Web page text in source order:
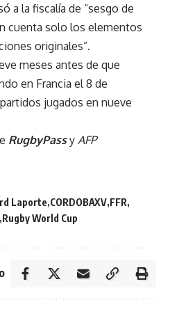
a la fiscalía de “sesgo de
cuenta solo los elementos
originales”.
meses antes de que
en Francia el 8 de
jugados en nueve
RugbyPassy AFP
Laporte CORDOBAXV FFR
Rugby World Cup